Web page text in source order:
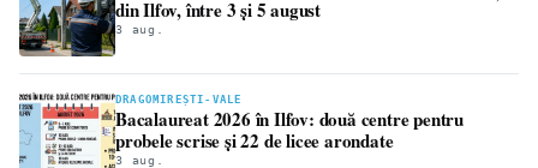
din Ilfov, între 3 și 5 august
3 aug.
DRAGOMIREȘTI-VALE
Bacalaureat 2026 în Ilfov: două centre pentru
probele scrise și 22 de licee arondate
3 aug.